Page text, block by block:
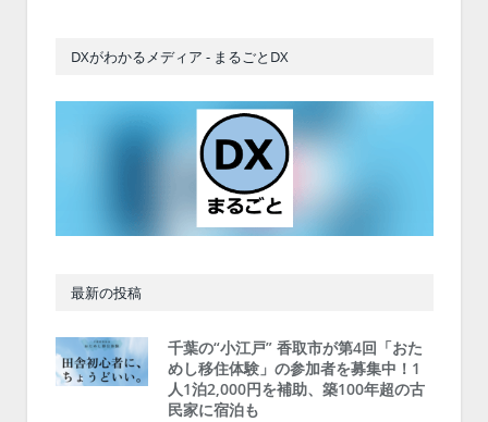
DXがわかるメディア - まるごとDX
最新の投稿
千葉の“小江戸” 香取市が第4回「おた
めし移住体験」の参加者を募集中！1
人1泊2,000円を補助、築100年超の古
民家に宿泊も